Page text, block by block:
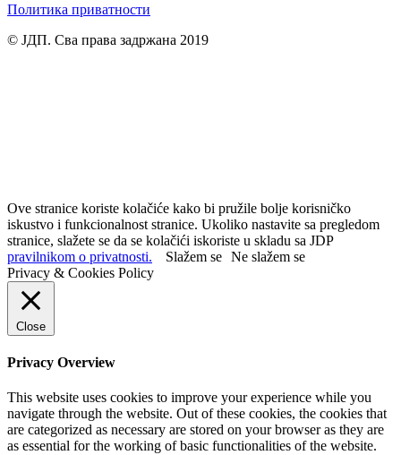
Политика приватности
© ЈДП. Сва права задржана 2019
Ove stranice koriste kolačiće kako bi pružile bolje korisničko
iskustvo i funkcionalnost stranice. Ukoliko nastavite sa pregledom
stranice, slažete se da se kolačići iskoriste u skladu sa JDP
pravilnikom o privatnosti.
Slažem se Ne slažem se
Privacy & Cookies Policy
Close
Privacy Overview
This website uses cookies to improve your experience while you
navigate through the website. Out of these cookies, the cookies that
are categorized as necessary are stored on your browser as they are
as essential for the working of basic functionalities of the website.